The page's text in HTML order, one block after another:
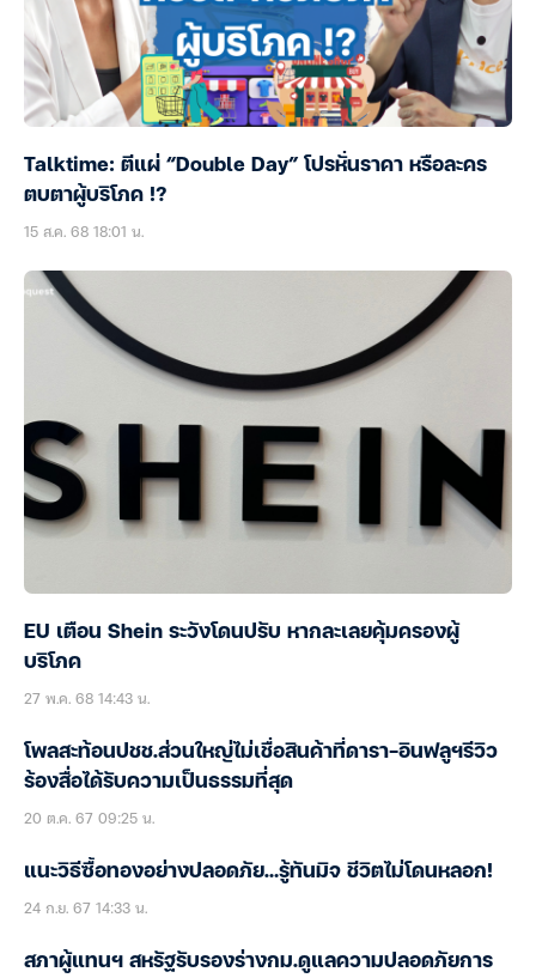
Talktime: ตีแผ่ “Double Day” โปรหั่นราคา หรือละคร
ตบตาผู้บริโภค !?
15 ส.ค. 68 18:01 น.
EU เตือน Shein ระวังโดนปรับ หากละเลยคุ้มครองผู้
บริโภค
27 พ.ค. 68 14:43 น.
โพลสะท้อนปชช.ส่วนใหญ่ไม่เชื่อสินค้าที่ดารา-อินฟลูฯรีวิว
ร้องสื่อได้รับความเป็นธรรมที่สุด
20 ต.ค. 67 09:25 น.
แนะวิธีซื้อทองอย่างปลอดภัย…รู้ทันมิจ ชีวิตไม่โดนหลอก!
24 ก.ย. 67 14:33 น.
สภาผู้แทนฯ สหรัฐรับรองร่างกม.ดูแลความปลอดภัยการ